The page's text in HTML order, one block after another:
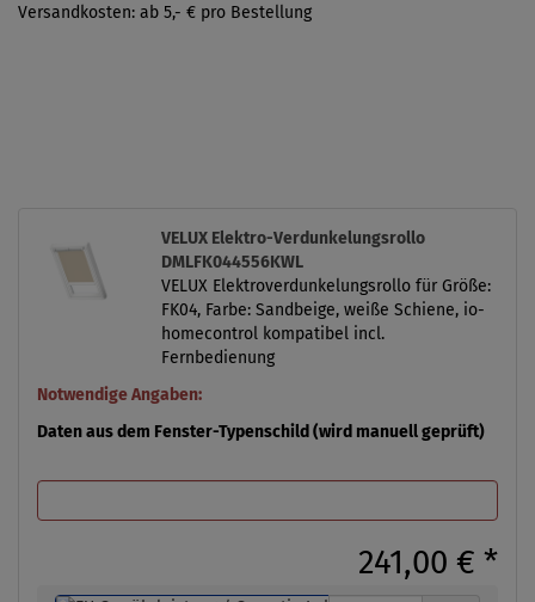
Versandkosten: ab 5,- € pro Bestellung
VELUX Elektro-Verdunkelungsrollo
DMLFK044556KWL
VELUX Elektroverdunkelungsrollo für Größe:
FK04, Farbe: Sandbeige, weiße Schiene, io-
homecontrol kompatibel incl.
Fernbedienung
Notwendige Angaben:
Daten aus dem Fenster-Typenschild (wird manuell geprüft)
241,00 € *